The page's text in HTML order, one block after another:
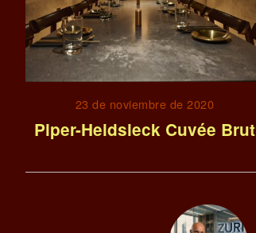
23 de noviembre de 2020
Piper-Heidsieck Cuvée Brut